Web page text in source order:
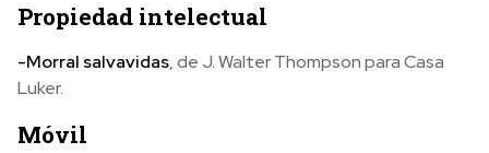
Propiedad intelectual
-Morral salvavidas, de J. Walter Thompson para Casa
Luker.
Móvil